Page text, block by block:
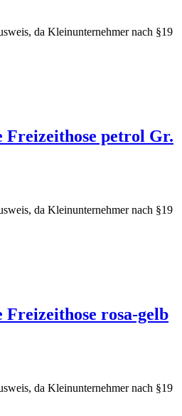
da Kleinunternehmer nach §19
Freizeithose petrol Gr.
da Kleinunternehmer nach §19
Freizeithose rosa-gelb
da Kleinunternehmer nach §19